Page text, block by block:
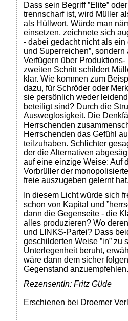
Dass sein Begriff ”Elite”
trennscharf ist, wird Müller
als Hüllwort. Würde man
einsetzen, zeichnete sich
- dabei gedacht nicht als
und Superreichen”,
Verfügern über
zweiten Schritt schildert
klar. Wie kommen zum
dazu, für Schröder oder
sie persönlich weder
beteiligt sind? Durch die
Ausweglosigkeit. Die
Herrschenden
Herrschenden das Gefühl
teilzuhaben. Schlichter
der die Alternativen
auf eine einzige Weise: Auf
Vorbrüller der
freie auszugeben gelernt
In diesem Licht würde sich
schon von Kapital und
dann die Gegenseite - die
alles produzieren? Wo
und LINKS-Partei? Dass
geschilderten Weise ”in” zu
Unterlegenheit beruht,
wäre dann dem sicher
Gegenstand anzuempfehlen.
RezensentIn: Fritz Güde
Erschienen bei Droemer